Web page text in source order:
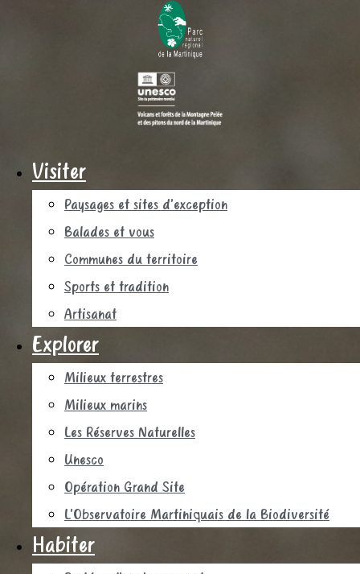
Visiter
Paysages et sites d’exception
Balades et vous
Communes du territoire
Sports et tradition
Artisanat
Explorer
Milieux terrestres
Milieux marins
Les Réserves Naturelles
Unesco
Opération Grand Site
L’Observatoire Martiniquais de la Biodiversité
Habiter